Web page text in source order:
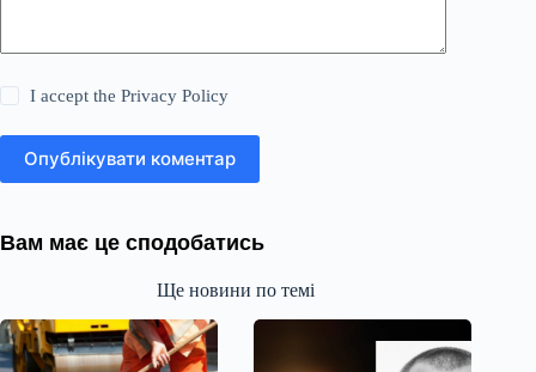
I accept thePrivacy Policy
Опублікувати коментар
Вам має це сподобатись
Ще новини по темі